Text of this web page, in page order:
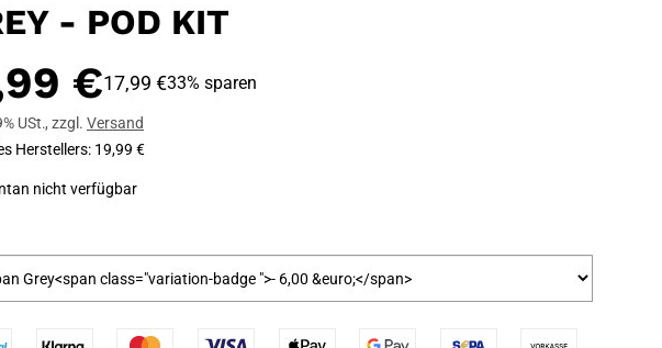
- POD KIT
€17,99 €33% sparen
USt., zzgl. Versand
Herstellers: 19,99 €
nicht verfügbar